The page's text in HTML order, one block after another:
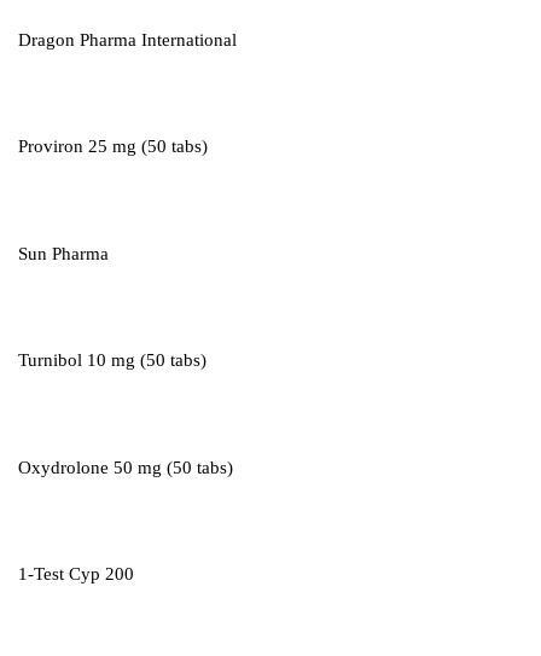
Dragon Pharma International
Proviron 25 mg (50 tabs)
Sun Pharma
Turnibol 10 mg (50 tabs)
Oxydrolone 50 mg (50 tabs)
1-Test Cyp 200